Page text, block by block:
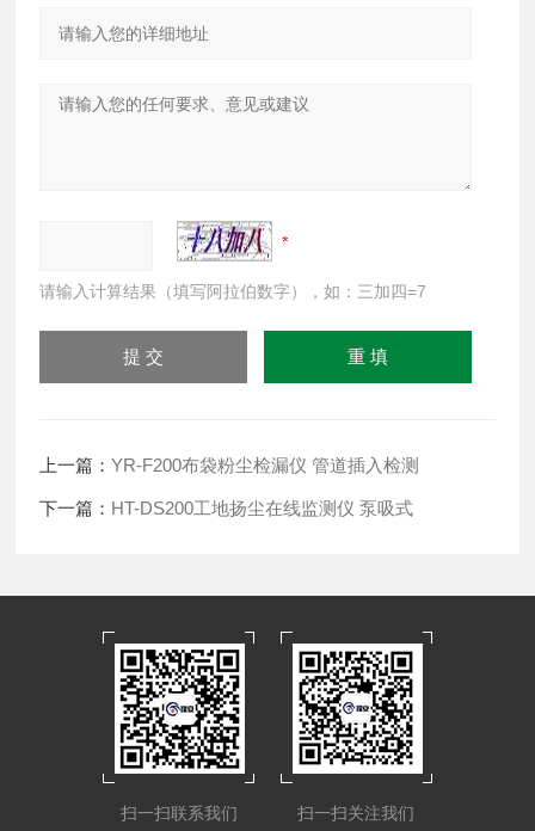
请输入计算结果（填写阿拉伯数字），如：三加四=7
上一篇：YR-F200布袋粉尘检漏仪 管道插入检测
下一篇： HT-DS200工地扬尘在线监测仪 泵吸式
扫一扫联系我们 扫一扫关注我们